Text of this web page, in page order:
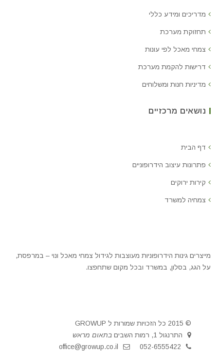
מדריכים ומידע כללי
תחזוקת מערכת
צמחי מאכל לפי עונות
דרישות להקמת מערכת
מדיניות חנות ומשלוחים
נושאים מרכזיים
דף הבית
פתרונות עיצוב הידרופוניים
קירות ירוקים
צמחיה למשרד
מייצרים גינות הידרופוניות מעוצבות לגידול צמחי מאכל ונוי – במרפסת,
על הגג, בסלון, במשרד ובכל מקום שתחפצו.
© 2015 כל הזכויות שמורות ל GROWUP
התרנגול 1, רמות השבים
בתאום מראש
052-6555422
office@growup.co.il